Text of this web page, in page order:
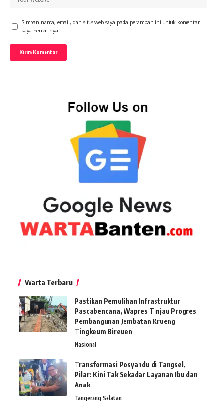
Simpan nama, email, dan situs web saya pada peramban ini untuk komentar
saya berikutnya.
Warta Terbaru
Pastikan Pemulihan Infrastruktur
Pascabencana, Wapres Tinjau Progres
Pembangunan Jembatan Krueng
Tingkeum Bireuen
Nasional
Transformasi Posyandu di Tangsel,
Pilar: Kini Tak Sekadar Layanan Ibu dan
Anak
Tangerang Selatan